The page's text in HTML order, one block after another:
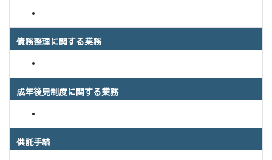
債務整理に関する業務
成年後見制度に関する業務
供託手続